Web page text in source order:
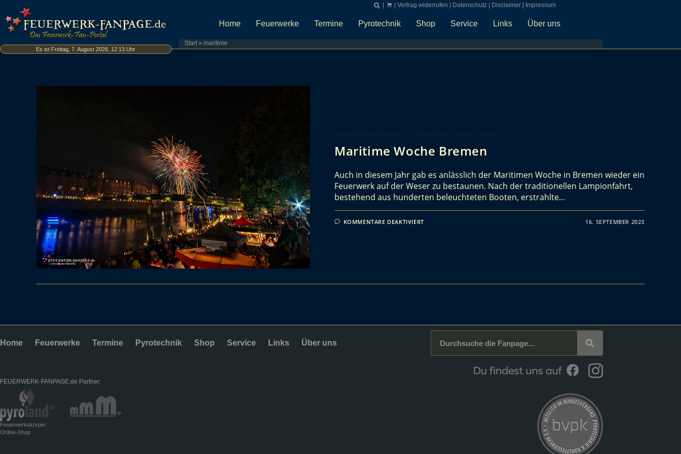
Es ist Freitag, 7. August 2026, 12:13 Uhr
Vertrag widerrufen Datenschutz| Disclaimer| Impressum
Home Feuerwerke Termine Pyrotechnik Shop Service Links Über uns
Start» maritime
Maritime Woche Bremen
Auch in diesem Jahr gab es anlässlich der Maritimen Woche in Bremen wieder ein
Feuerwerk auf der Weser zu bestaunen. Nach der traditionellen Lampionfahrt,
bestehend aus hunderten beleuchteten Booten, erstrahlte…
KOMMENTARE DEAKTIVIERT 16. SEPTEMBER 2023
Home Feuerwerke Termine Pyrotechnik Shop Service Links Über uns
FEUERWERK-FANPAGE.de Partner:
Feuerwerkskörper
Online-Shop